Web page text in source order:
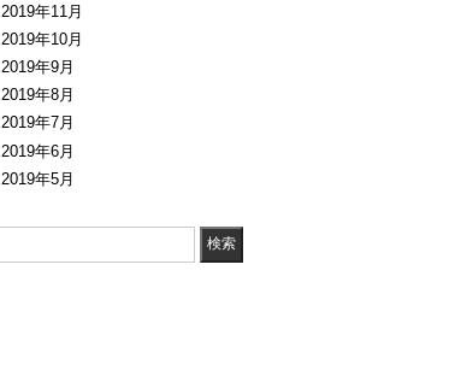
2019年11月
2019年10月
2019年9月
2019年8月
2019年7月
2019年6月
2019年5月